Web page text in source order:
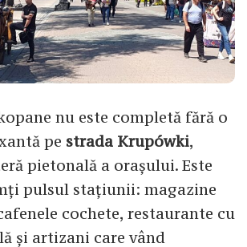
nu este completă fără o
pe strada Krupówki,
pietonală a orașului. Este
pulsul stațiunii: magazine
cochete, restaurante cu
și artizani care vând